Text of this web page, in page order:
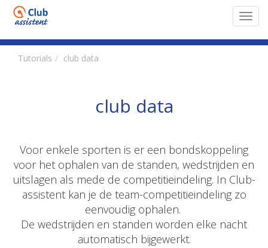
Tutorials club data
club data
Voor enkele sporten is er een bondskoppeling
voor het ophalen van de standen, wedstrijden en
uitslagen als mede de competitieindeling. In Club-
assistent kan je de team-competitieindeling zo
eenvoudig ophalen.
De wedstrijden en standen worden elke nacht
automatisch bijgewerkt.